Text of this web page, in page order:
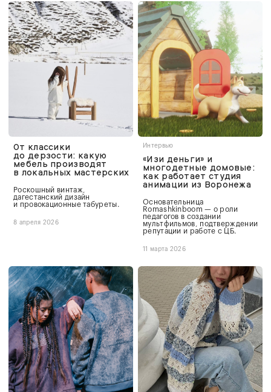
От классики
до дерзости: какую
мебель производят
в локальных мастерских
Роскошный винтаж,
дагестанский дизайн
и провокационные табуреты.
8 апреля 2026
Интервью
«Изи деньги» и
многодетные домовые:
как работает студия
анимации из Воронежа
Основательница
Romashkinboom — о роли
педагогов в создании
мультфильмов, подтверждении
репутации и работе с ЦБ.
11 марта 2026